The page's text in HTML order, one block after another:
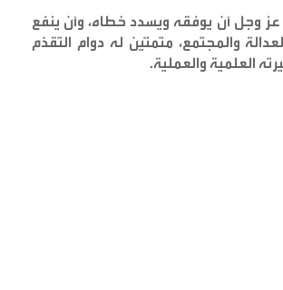
عز وجل أن يوفقه ويسدد خطاه، وأن ينفع
والمجتمع، متمنّين له دوام التقدّم
العلمية والعملية.